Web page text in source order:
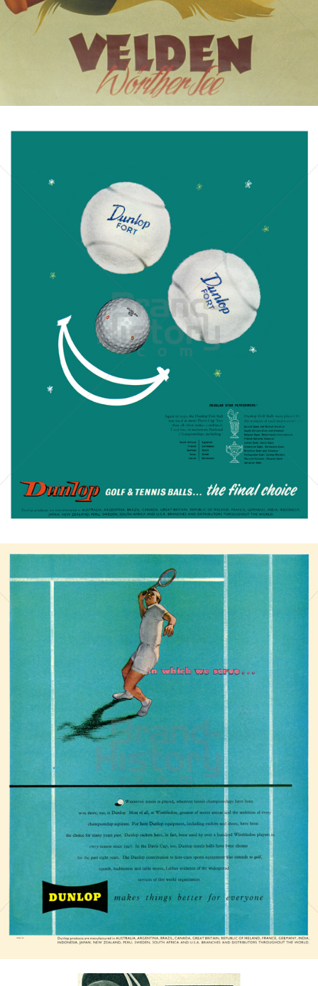
DUNLOP DUNLOP Sport GmbH 1956
Bild-ID: 21410
DUNLOP DUNLOP Sport GmbH 1958
Bild-ID: 21134